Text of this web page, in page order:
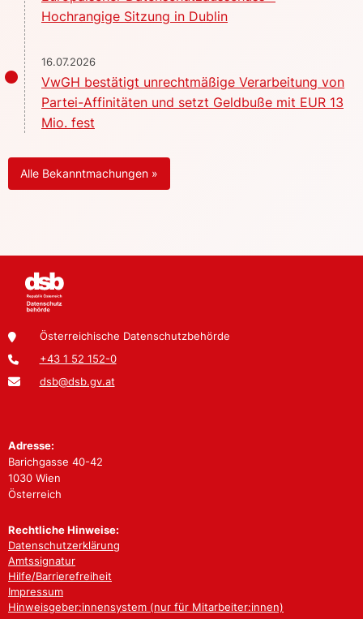
Hochrangige Sitzung in Dublin
16.07.2026
VwGH bestätigt unrechtmäßige Verarbeitung von
Partei-Affinitäten und setzt Geldbuße mit EUR 13
Mio. fest
Alle Bekanntmachungen »
Österreichische Datenschutzbehörde
+43 1 52 152-0
dsb@dsb.gv.at
Adresse:
Barichgasse 40-42
1030 Wien
Österreich
Rechtliche Hinweise:
Datenschutzerklärung
Amtssignatur
Hilfe/Barrierefreiheit
Impressum
Hinweisgeber:innensystem (nur für Mitarbeiter:innen)